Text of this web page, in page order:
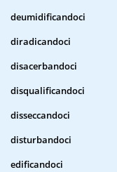
deumidificandoci
diradicandoci
disacerbandoci
disqualificandoci
disseccandoci
disturbandoci
edificandoci